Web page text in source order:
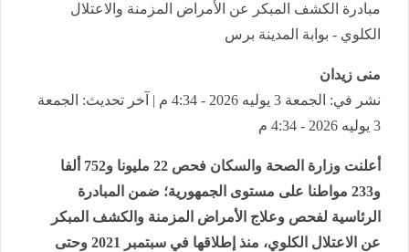
مبادرة الكشف المبكر عن الأمراض المزمنة والاعتلال
الكلوي - بوابة المدينة برس
منى زيدان
نشر في: الجمعة 3 يوليه 2026 - 4:34 م | آخر تحديث: الجمعة
3 يوليه 2026 - 4:34 م
أعلنت وزارة الصحة والسكان فحص 22 مليونا و752 ألفا
و233 مواطنا على مستوى الجمهورية؛ ضمن المبادرة
الرئاسية لفحص وعلاج الأمراض المزمنة والكشف المبكر
عن الاعتلال الكلوي، منذ إطلاقها في سبتمبر 2021 وحتى